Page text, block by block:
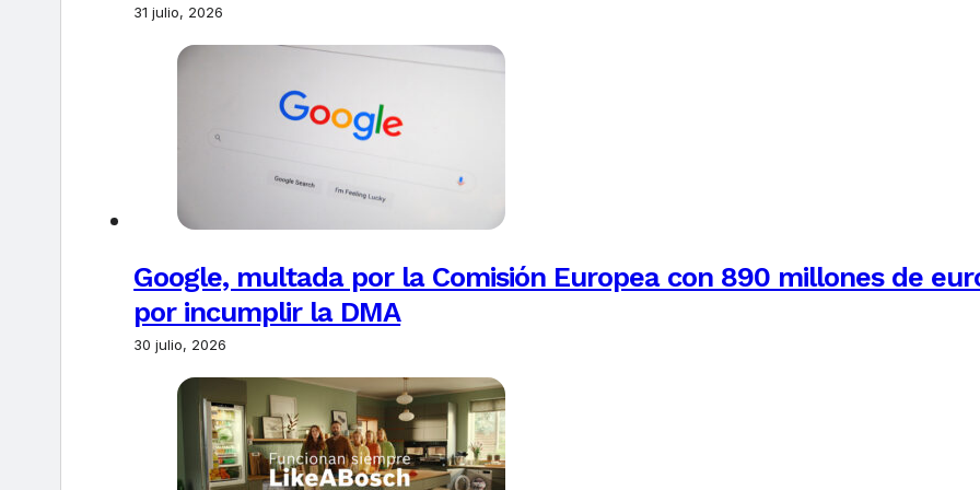
31 julio, 2026
Google, multada por la Comisión Europea con 890 millones de
por incumplir la DMA
30 julio, 2026